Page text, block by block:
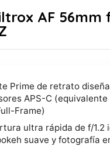
AF 56mm
Prime de retrato
APS-C (equivalente
Frame)
ultra rápida de f/1.2
suave y fotografía